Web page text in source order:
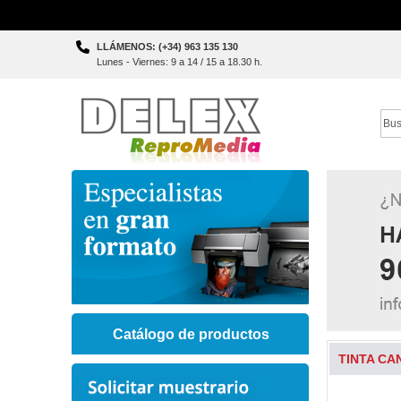
Skip
LLÁMENOS: (+34) 963 135 130
Lunes - Viernes: 9 a 14 / 15 a 18.30 h.
TINTA
Catálogo de productos